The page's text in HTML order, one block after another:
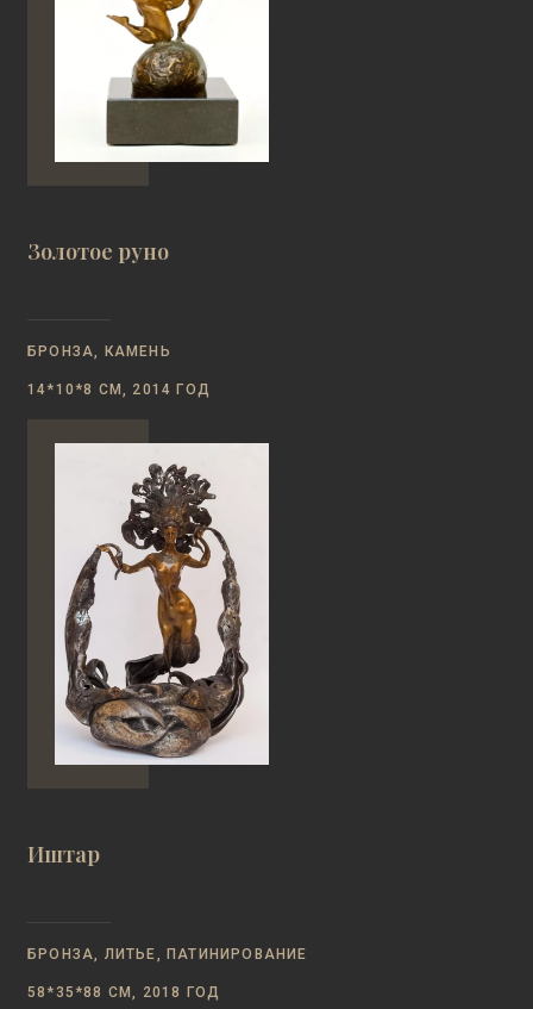
Золотое руно
БРОНЗА, КАМЕНЬ
14*10*8 СМ, 2014 ГОД
Иштар
БРОНЗА, ЛИТЬЕ, ПАТИНИРОВАНИЕ
58*35*88 СМ, 2018 ГОД